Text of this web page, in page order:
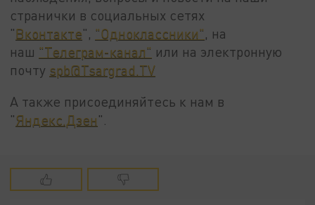
странички в социальных сетях
"Вконтакте", "Одноклассники" , на
наш "Телеграм-канал" или на электронную
почту spb@Tsargrad.TV
А также присоединяйтесь к нам в
"Яндекс.Дзен".